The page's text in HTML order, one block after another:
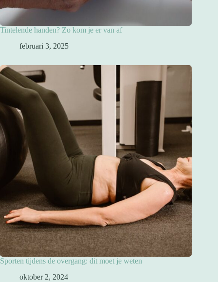
Tintelende handen? Zo kom je er van af
februari 3, 2025
Sporten tijdens de overgang: dit moet je weten
oktober 2, 2024